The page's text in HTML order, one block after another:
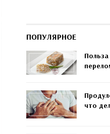
ПОПУЛЯРНОЕ
что